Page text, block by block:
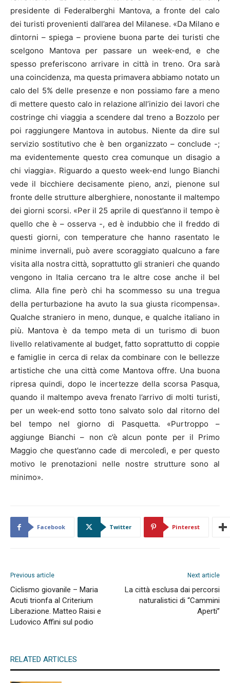
presidente di Federalberghi Mantova, a fronte del calo
dei turisti provenienti dall’area del Milanese. «Da Milano e
dintorni – spiega – proviene buona parte dei turisti che
scelgono Mantova per passare un week-end, e che
spesso preferiscono arrivare in città in treno. Ora sarà
una coincidenza, ma questa primavera abbiamo notato un
calo del 5% delle presenze e non possiamo fare a meno
di mettere questo calo in relazione all’inizio dei lavori che
costringe chi viaggia a scendere dal treno a Bozzolo per
poi raggiungere Mantova in autobus. Niente da dire sul
servizio sostitutivo che è ben organizzato – conclude -;
ma evidentemente questo crea comunque un disagio a
chi viaggia». Riguardo a questo week-end lungo Bianchi
vede il bicchiere decisamente pieno, anzi, pienone sul
fronte delle strutture alberghiere, nonostante il maltempo
dei giorni scorsi. «Per il 25 aprile di quest’anno il tempo è
quello che è – osserva -, ed è indubbio che il freddo di
questi giorni, con temperature che hanno rasentato le
minime invernali, può avere scoraggiato qualcuno a fare
visita alla nostra città, soprattutto gli stranieri che quando
vengono in Italia cercano tra le altre cose anche il bel
clima. Alla fine però chi ha scommesso su una tregua
della perturbazione ha avuto la sua giusta ricompensa».
Qualche straniero in meno, dunque, e qualche italiano in
più. Mantova è da tempo meta di un turismo di buon
livello relativamente al budget, fatto soprattutto di coppie
e famiglie in cerca di relax da combinare con le bellezze
artistiche che una città come Mantova offre. Una buona
ripresa quindi, dopo le incertezze della scorsa Pasqua,
quando il maltempo aveva frenato l’arrivo di molti turisti,
per un week-end sotto tono salvato solo dal ritorno del
bel tempo nel giorno di Pasquetta. «Purtroppo –
aggiunge Bianchi – non c’è alcun ponte per il Primo
Maggio che quest’anno cade di mercoledì, e per questo
motivo le prenotazioni nelle nostre strutture sono al
minimo».
Facebook Twitter Pinterest
Previous article
Ciclismo giovanile – Maria
Acuti trionfa al Criterium
Liberazione. Matteo Raisi e
Ludovico Affini sul podio
Next article
La città esclusa dai percorsi
naturalistici di “Cammini
Aperti”
RELATED ARTICLES